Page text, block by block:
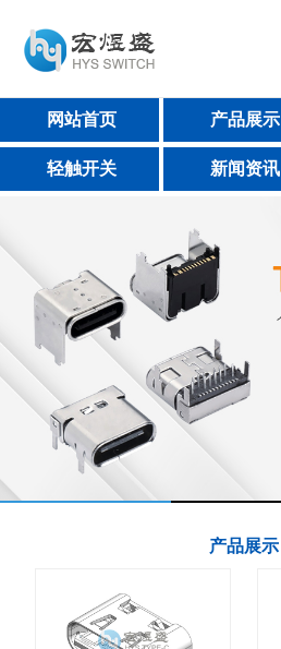
网站首页
产品展示
新闻资讯
关于宏煜盛
联系
网站首页 产品展示
轻触开关 新闻资讯
产品展示